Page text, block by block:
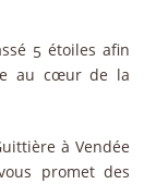
5 étoiles afin
au cœur de la
à Vendée
promet des